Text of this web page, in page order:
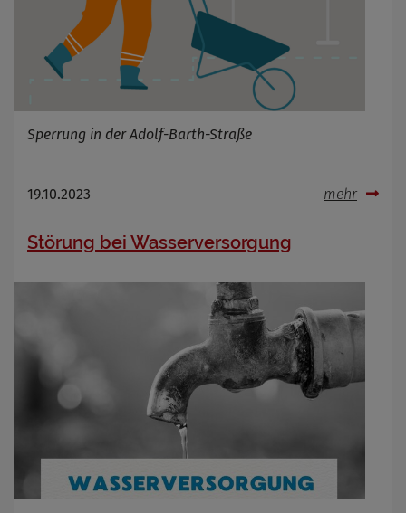
Sperrung in der Adolf-Barth-Straße
19.10.2023 mehr
Störung bei Wasserversorgung